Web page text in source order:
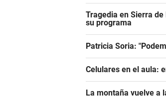
Tragedia en Sierra
su programa
Patricia Soria:
Celulares en el aula:
La montaña vuelve a